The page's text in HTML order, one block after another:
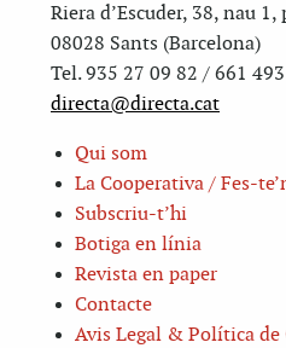
Riera d’Escuder, 38, nau 1,
08028 Sants (Barcelona)
Tel. 935 27 09 82 / 661
directa@directa.cat
Qui som
La Cooperativa / Fes-
Subscriu-t’hi
Botiga en línia
Revista en paper
Contacte
Avis Legal & Política de